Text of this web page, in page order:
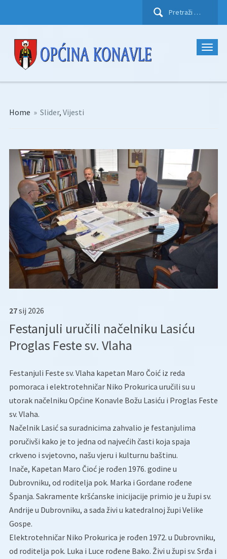
Pretraži:
Home » Slider, Vijesti
27sij 2026
Festanjuli uručili načelniku Lasiću
Proglas Feste sv. Vlaha
Festanjuli Feste sv. Vlaha kapetan Maro Čoić iz reda
pomoraca i elektrotehničar Niko Prokurica uručili su u
utorak načelniku Općine Konavle Božu Lasiću i Proglas Feste
sv. Vlaha.
Načelnik Lasić sa suradnicima zahvalio je festanjulima
poručivši kako je to jedna od najvećih časti koja spaja
crkveno i svjetovno, našu vjeru i kulturnu baštinu.
Inače, Kapetan Maro Čioć je rođen 1976. godine u
Dubrovniku, od roditelja pok. Marka i Gordane rođene
Španja. Sakramente kršćanske inicijacije primio je u župi sv.
Andrije u Dubrovniku, a sada živi u katedralnoj župi Velike
Gospe.
Elektrotehničar Niko Prokurica je rođen 1972. u Dubrovniku,
od roditelja pok. Luka i Luce rođene Bako. Živi u župi sv. Srđa i